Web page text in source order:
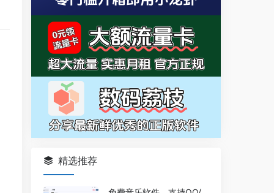
精选推荐